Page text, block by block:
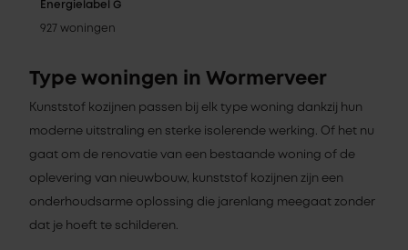
Energielabel G
927 woningen
Type woningen in Wormerveer
Kunststof kozijnen passen bij elk type woning dankzij hun
moderne uitstraling en sterke isolerende werking. Of het nu
gaat om de renovatie van een bestaande woning of de
oplevering van nieuwbouw, kunststof kozijnen zijn een
onderhoudsarme oplossing die jarenlang meegaat zonder
dat je hoeft te schilderen.